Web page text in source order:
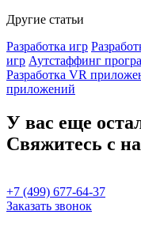
Другие статьи
Разработка игр
игр Аутстаффинг
Разработка VR
приложений
У вас еще
Свяжитесь с
+7 (499) 677-64-37
Заказать звонок